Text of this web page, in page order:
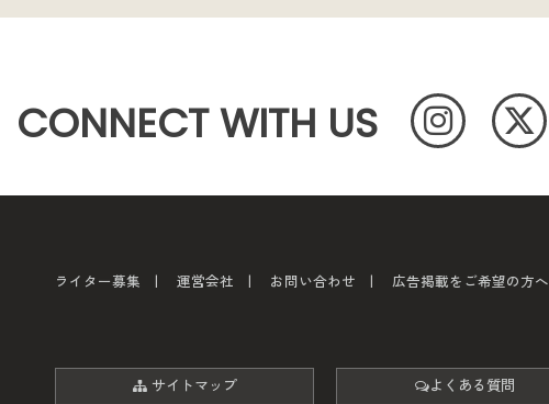
CONNECT WITH US
ライター募集 運営会社 お問い合わせ 広告掲載をご希望の方へ
サイトマップ よくある質問